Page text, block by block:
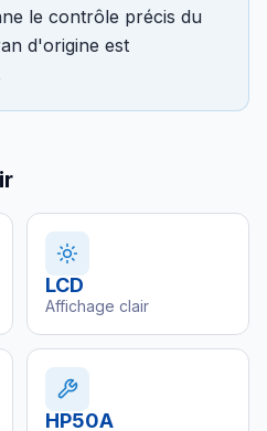
le contrôle précis du
d'origine est
LCD
Affichage clair
HP50A